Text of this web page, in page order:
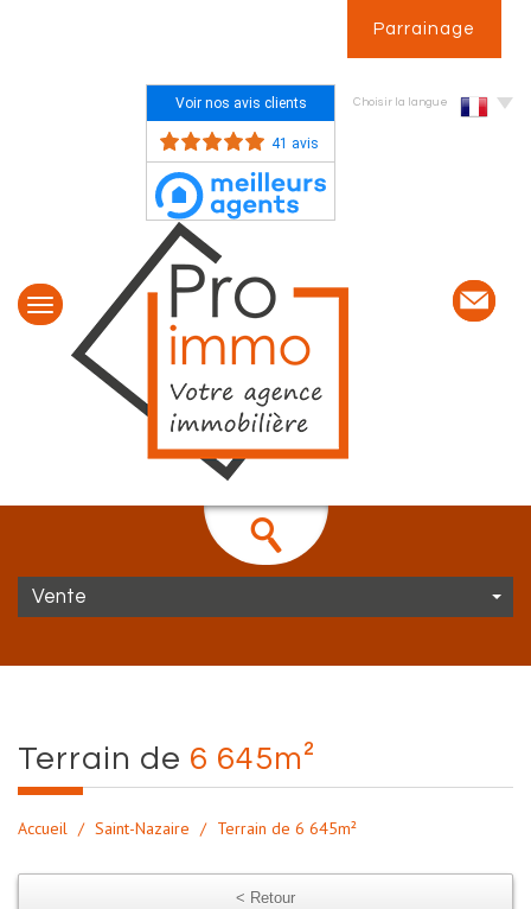
Parrainage
Voir nos avis clients
41 avis
Choisir la langue
Vente
terrain de 6 645m²
Accueil Saint-Nazaire Terrain de 6 645m²
< Retour